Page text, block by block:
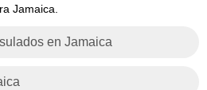
Jamaica.
en Jamaica